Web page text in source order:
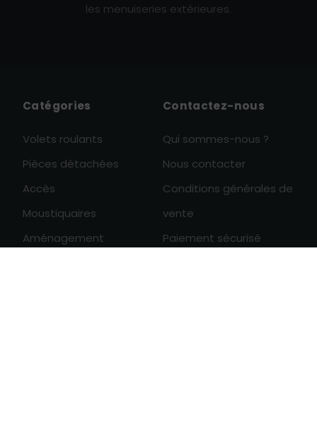
les menuiseries extérieures.
Catégories
Volets roulants
Pièces détachées
Accès
Moustiquaires
Aménagement
Contactez-nous
Qui sommes-nous ?
Nous contacter
Conditions générales de
vente
Paiement sécurisé